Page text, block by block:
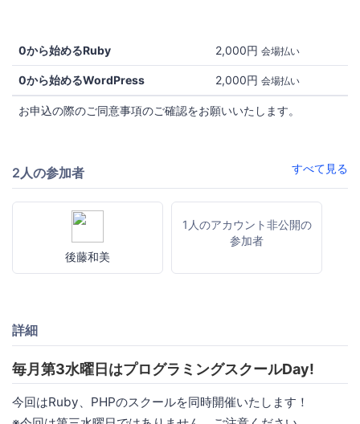
0から始めるRuby 2,000円 会場払い
0から始めるWordPress 2,000円 会場払い
お申込の際のご同意事項のご確認をお願いいたします。
2人の参加者 すべて見る
後藤和美
1人のアカウント非公開の
参加者
詳細
毎月第3水曜日はプログラミングスクールDay!
今回はRuby、PHPのスクールを同時開催いたします！